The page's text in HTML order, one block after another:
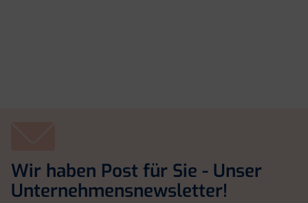
Wir haben Post für Sie - Unser
Unternehmensnewsletter!